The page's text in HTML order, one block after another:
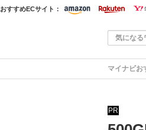
おすすめECサイト：
マイナビお
PR